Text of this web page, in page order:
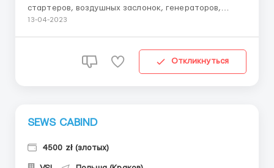
стартеров, воздушных заслонок, генераторов,
клапанов и турбокомпрессоров. Адрес и город
автомобильном предприятииТребования: Пол -
Мужчины Возраст - до 55 лет Опыт работ...
13-04-2023
Откликнуться
SEWS CABIND
4500 zł (злотых)